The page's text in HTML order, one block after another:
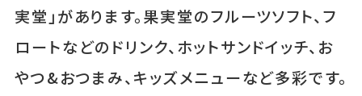
実堂」があります。果実堂のフルーツソフト、フ
ロートなどのドリンク、ホットサンドイッチ、お
やつ&おつまみ、キッズメニューなど多彩です。